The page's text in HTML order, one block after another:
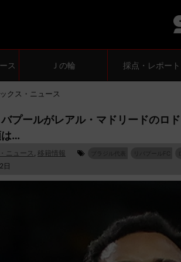
ス Ｊの輪 採点・レポート
クス・ニュース
バプールがレアル・マドリードのロ
は…
ニュース , 移籍情報
日